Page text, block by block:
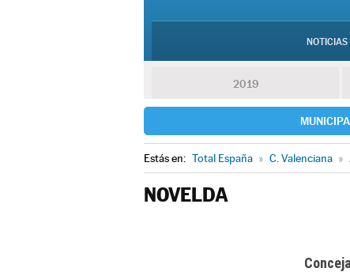
NOTICIAS
2019
Estás en: Total España » C. Valenciana »
NOVELDA